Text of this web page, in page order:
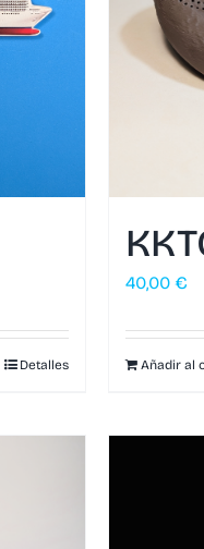
Detalles
40,00 €
Añadir al